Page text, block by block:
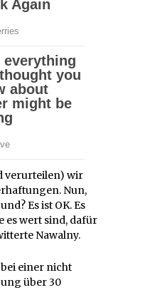
verurteilen) wir
Nun,
Es ist OK. Es
es wert sind, dafür
Nawalny.
einer nicht
über 30